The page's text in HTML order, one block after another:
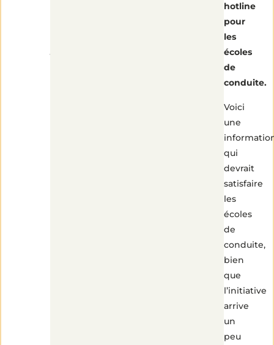
hotline
pour
les
écoles
de
conduite.
Voici
une
qui
devrait
satisfaire
les
écoles
de
conduite,
bien
que
l’initiative
arrive
un
peu